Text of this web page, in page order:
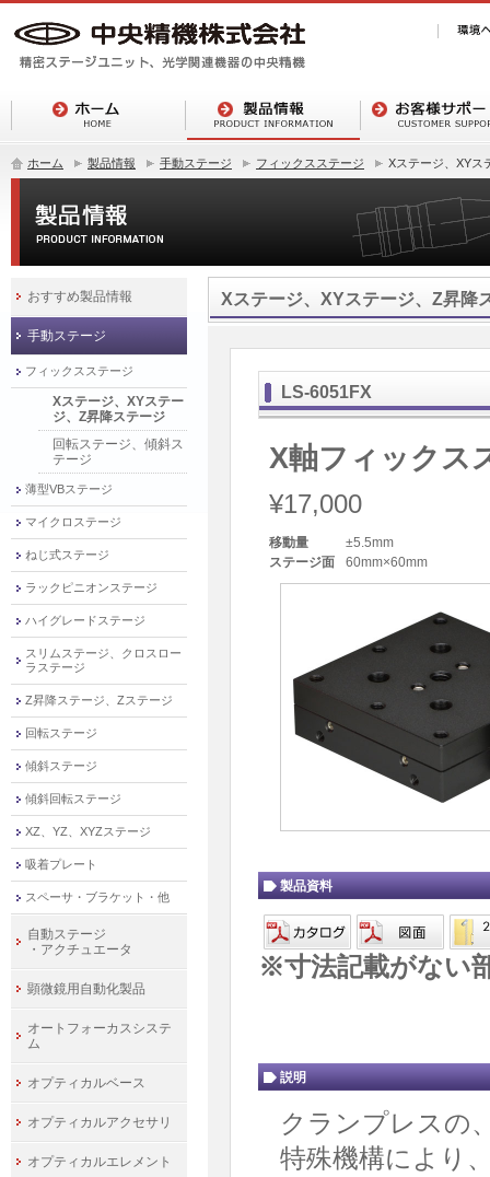
ホーム 製品情報 手動ステージ フィックスステージ Xステージ、XYス
Xステージ、XYステージ、Z昇降
LS-6051FX
X軸フィックス
¥17,000
移動量
±5.5mm
ステージ面
60mm×60mm
製品資料
※寸法記載がない
説明
クランプレスの
特殊機構により
おすすめ製品情報
手動ステージ
フィックスステージ
Xステージ、XYステー
ジ、Z昇降ステージ
回転ステージ、傾斜ス
テージ
薄型VBステージ
マイクロステージ
ねじ式ステージ
ラックピニオンステージ
ハイグレードステージ
スリムステージ、クロスロー
ラステージ
Z昇降ステージ、Zステージ
回転ステージ
傾斜ステージ
傾斜回転ステージ
XZ、YZ、XYZステージ
吸着プレート
スペーサ・ブラケット・他
自動ステージ
・アクチュエータ
顕微鏡用自動化製品
オートフォーカスシステ
ム
オプティカルベース
オプティカルアクセサリ
オプティカルエレメント